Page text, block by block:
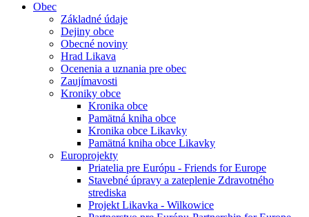
Obec
Základné údaje
Dejiny obce
Obecné noviny
Hrad Likava
Ocenenia a uznania pre obec
Zaujímavosti
Kroniky obce
Kronika obce
Pamätná kniha obce
Kronika obce Likavky
Pamätná kniha obce Likavky
Europrojekty
Priatelia pre Európu - Friends for Europe
Stavebné úpravy a zateplenie Zdravotného
strediska
Projekt Likavka - Wilkowice